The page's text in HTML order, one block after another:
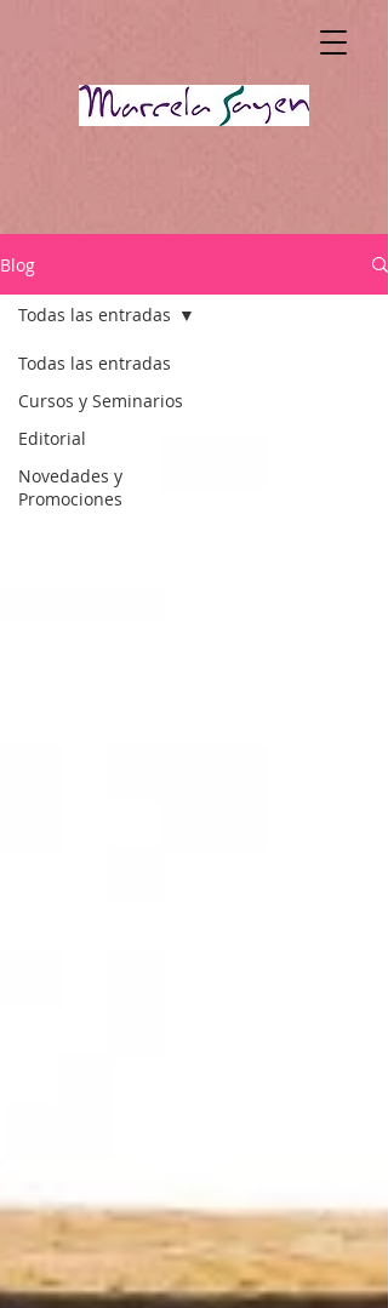
Blog
Todas las entradas
Cursos y Seminarios
Editorial
Novedades y
Promociones
Todas las entradas